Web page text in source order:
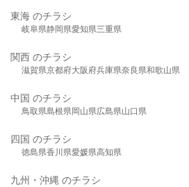
東海 のチラシ
岐阜県静岡県愛知県三重県
関西 のチラシ
滋賀県京都府大阪府兵庫県奈良県和歌山県
中国 のチラシ
鳥取県島根県岡山県広島県山口県
四国 のチラシ
徳島県香川県愛媛県高知県
九州・沖縄 のチラシ